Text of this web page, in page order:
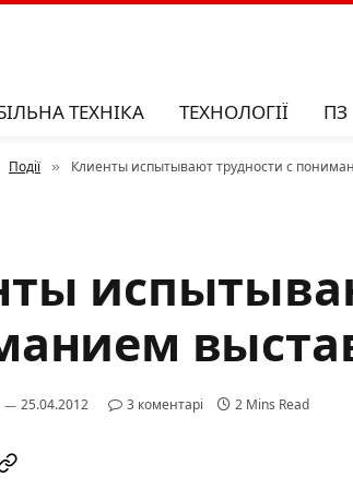
ТЕХНІКА ТЕХНОЛОГІЇ ПЗ
Події » Клиенты испытывают трудности с
25.04.2012 3 коментарі 2 Mins Read